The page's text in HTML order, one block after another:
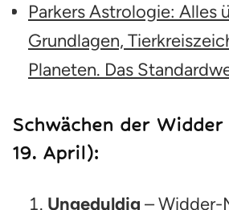
Parkers Astrologie: Alles
Grundlagen,
Planeten. Das
Schwächen der Widder
19. April):
Ungeduldig – Widder-